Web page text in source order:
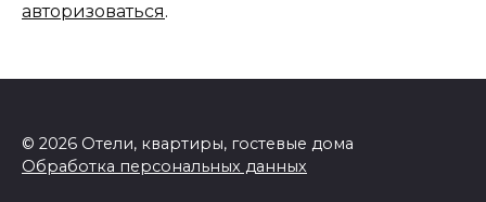
авторизоваться.
© 2026 Отели, квартиры, гостевые дома
Обработка персональных данных